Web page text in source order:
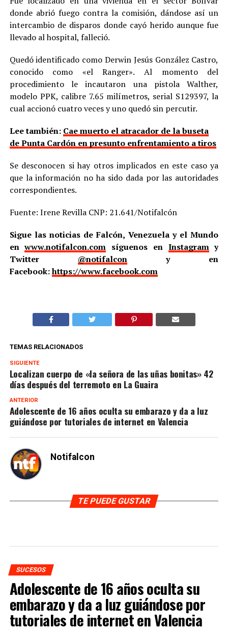
donde abrió fuego contra la comisión, dándose así un
intercambio de disparos donde cayó herido aunque fue
llevado al hospital, falleció.
Quedó identificado como Derwin Jesús González Castro,
conocido como «el Ranger». Al momento del
procedimiento le incautaron una pistola Walther,
modelo PPK, calibre 7.65 milímetros, serial S129397, la
cual accionó cuatro veces y uno quedó sin percutir.
Lee también: Cae muerto el atracador de la buseta
de Punta Cardón en presunto enfrentamiento a tiros
Se desconocen si hay otros implicados en este caso ya
que la información no ha sido dada por las autoridades
correspondientes.
Fuente: Irene Revilla CNP: 21.641/Notifalcón
Sigue las noticias de Falcón, Venezuela y el Mundo
enwww.notifalcon.com síguenos en Instagramy
Twitter @notifalcony en
Facebook:https://www.facebook.com
TEMAS RELACIONADOS
SIGUIENTE
Localizan cuerpo de «la señora de las uñas bonitas» 42
días después del terremoto en La Guaira
ANTERIOR
Adolescente de 16 años oculta su embarazo y da a luz
guiándose por tutoriales de internet en Valencia
Notifalcon
TE PUEDE GUSTAR
SUCESOS
Adolescente de 16 años oculta su
embarazo y da a luz guiándose por
tutoriales de internet en Valencia